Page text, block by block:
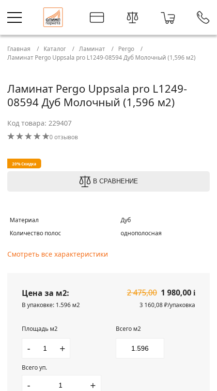
Главная Каталог Ламинат
Pergo
Ламинат Pergo Uppsala pro L1249-08594 Дуб Молочный (1,596 м2)
Ламинат Pergo Uppsala pro L1249-
08594 Дуб Молочный (1,596 м2)
Код товара: 229407
0 отзывов
20% Скидка
В СРАВНЕНИЕ
Материал
Дуб
Количество полос
однополосная
Смотреть все характеристики
Цена за м2: 2 475,00 1 980,00 i
В упаковке: 1.596 м2
3 160,08 ₽/упаковка
Площадь м2
- +
Всего м2
Всего уп.
- +